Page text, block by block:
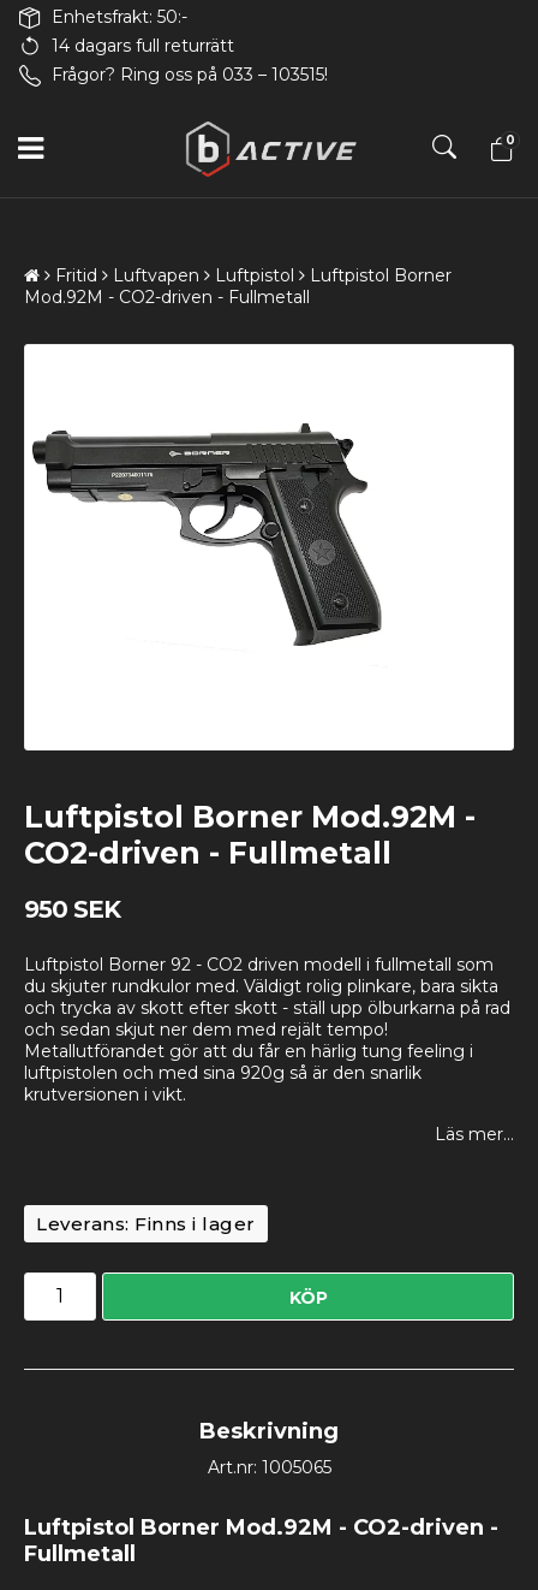
Enhetsfrakt: 50:-
14 dagars full returrätt
Frågor? Ring oss på 033 – 103515!
0
Fritid Luftvapen Luftpistol
Luftpistol Borner
Mod.92M - CO2-driven - Fullmetall
Luftpistol Borner Mod.92M -
CO2-driven - Fullmetall
950 SEK
Luftpistol Borner 92 - CO2 driven modell i fullmetall som
du skjuter rundkulor med. Väldigt rolig plinkare, bara sikta
och trycka av skott efter skott - ställ upp ölburkarna på rad
och sedan skjut ner dem med rejält tempo!
Metallutförandet gör att du får en härlig tung feeling i
luftpistolen och med sina 920g så är den snarlik
krutversionen i vikt.
Läs mer...
Leverans: Finns i lager
KÖP
Beskrivning
Art.nr: 1005065
Luftpistol Borner Mod.92M - CO2-driven -
Fullmetall